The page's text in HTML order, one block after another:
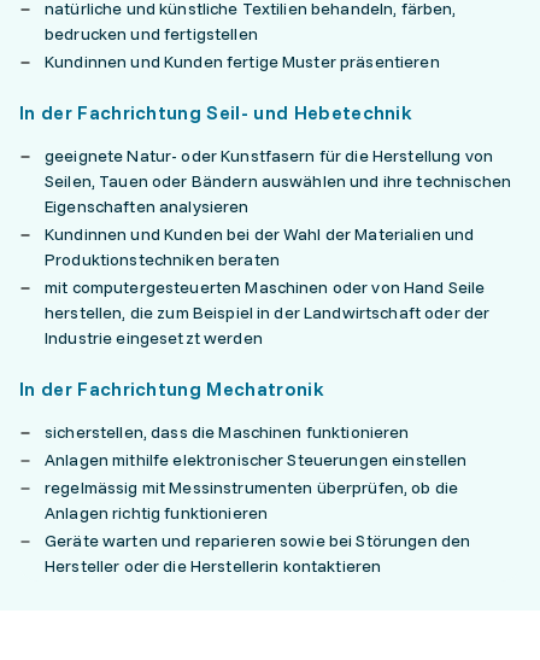
natürliche und künstliche Textilien behandeln, färben,
bedrucken und fertigstellen
Kundinnen und Kunden fertige Muster präsentieren
In der Fachrichtung Seil- und Hebetechnik
geeignete Natur- oder Kunstfasern für die Herstellung von
Seilen, Tauen oder Bändern auswählen und ihre technischen
Eigenschaften analysieren
Kundinnen und Kunden bei der Wahl der Materialien und
Produktionstechniken beraten
mit computergesteuerten Maschinen oder von Hand Seile
herstellen, die zum Beispiel in der Landwirtschaft oder der
Industrie eingesetzt werden
In der Fachrichtung Mechatronik
sicherstellen, dass die Maschinen funktionieren
Anlagen mithilfe elektronischer Steuerungen einstellen
regelmässig mit Messinstrumenten überprüfen, ob die
Anlagen richtig funktionieren
Geräte warten und reparieren sowie bei Störungen den
Hersteller oder die Herstellerin kontaktieren